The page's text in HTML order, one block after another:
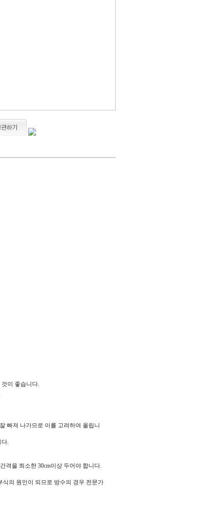
이 좋습니다.
빠져 나가므로 이를 고려하여 올립니
.
격을 최소한 30cm이상 두어야 합니다.
의 원인이 되므로 방수의 경우 전문가